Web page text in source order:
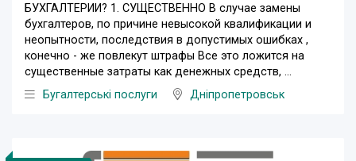
БУХГАЛТЕРИИ? 1. СУЩЕСТВЕННО В случае замены
бухгалтеров, по причине невысокой квалификации и
неопытности, последствия в допустимых ошибках ,
конечно - же повлекут штрафы Все это ложится на
существенные затраты как денежных средств, ...
Бугалтерські послуги
Дніпропетровськ